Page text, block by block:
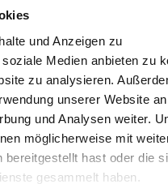
und Anzeigen zu
Medien anbieten zu
zu analysieren.
unserer Website
und Analysen weiter.
möglicherweise mit
bereitgestellt hast oder die
gesammelt haben.
– mit dem
die Auflage
kannst Du
Stückzahl von 1
wir Dir für den
viele
beliebtesten sind: